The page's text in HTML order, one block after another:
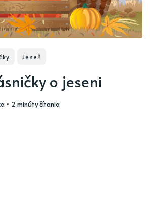
Jeseň
o jeseni
• 2 minúty čítania